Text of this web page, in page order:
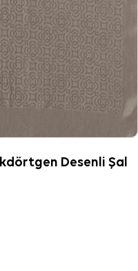
Desenli Şal